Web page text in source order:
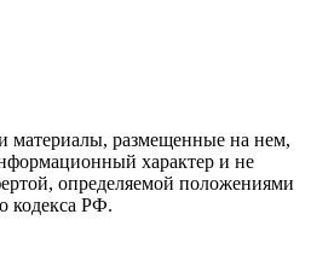
материалы, размещенные на нем,
характер и не
определяемой положениями
кодекса РФ.